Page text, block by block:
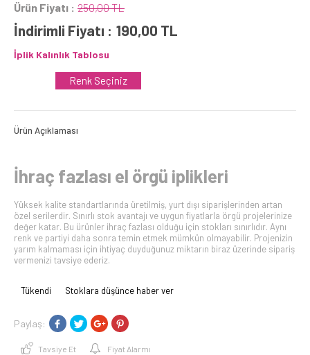
Ürün Fiyatı : 250,00 TL
İndirimli Fiyatı : 190,00 TL
İplik Kalınlık Tablosu
Renk Seçiniz
Ürün Açıklaması
İhraç fazlası el örgü iplikleri
Yüksek kalite standartlarında üretilmiş, yurt dışı siparişlerinden artan
özel serilerdir. Sınırlı stok avantajı ve uygun fiyatlarla örgü projelerinize
değer katar. Bu ürünler ihraç fazlası olduğu için stokları sınırlıdır. Aynı
renk ve partiyi daha sonra temin etmek mümkün olmayabilir. Projenizin
yarım kalmaması için ihtiyaç duyduğunuz miktarın biraz üzerinde sipariş
vermenizi tavsiye ederiz.
Tükendi Stoklara düşünce haber ver
Paylaş:
Tavsiye Et Fiyat Alarmı